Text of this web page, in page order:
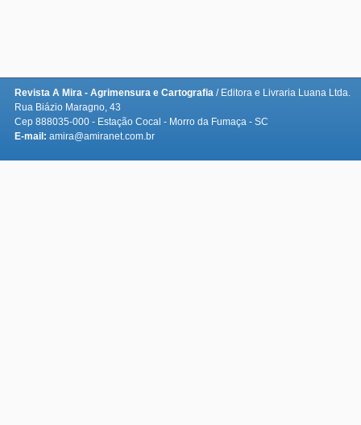
Revista A Mira - Agrimensura e Cartografia / Editora e Livraria Luana Ltda.
Rua Biázio Maragno, 43
Cep 888035-000 - Estação Cocal - Morro da Fumaça - SC
E-mail: amira@amiranet.com.br